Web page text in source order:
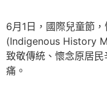
6月1日，國際兒童節
(Indigenous History
致敬傳統、懷念原居
痛。